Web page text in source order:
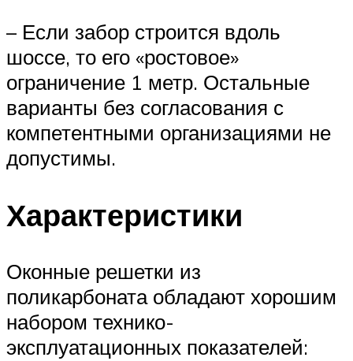
– Если забор строится вдоль
шоссе, то его «ростовое»
ограничение 1 метр. Остальные
варианты без согласования с
компетентными организациями не
допустимы.
Характеристики
Оконные решетки из
поликарбоната обладают хорошим
набором технико-
эксплуатационных показателей: